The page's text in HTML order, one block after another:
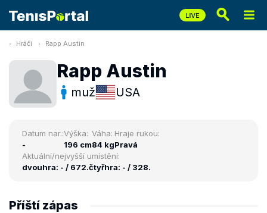
Hráči Rapp Austin
Rapp Austin
muž USA
Datum nar.:
-
Výška:
196 cm
Váha:
84 kg
Hraje rukou:
Pravá
Aktuální/nejvyšší umístění:
dvouhra: - / 672.čtyřhra: - / 328.
Příští zápas